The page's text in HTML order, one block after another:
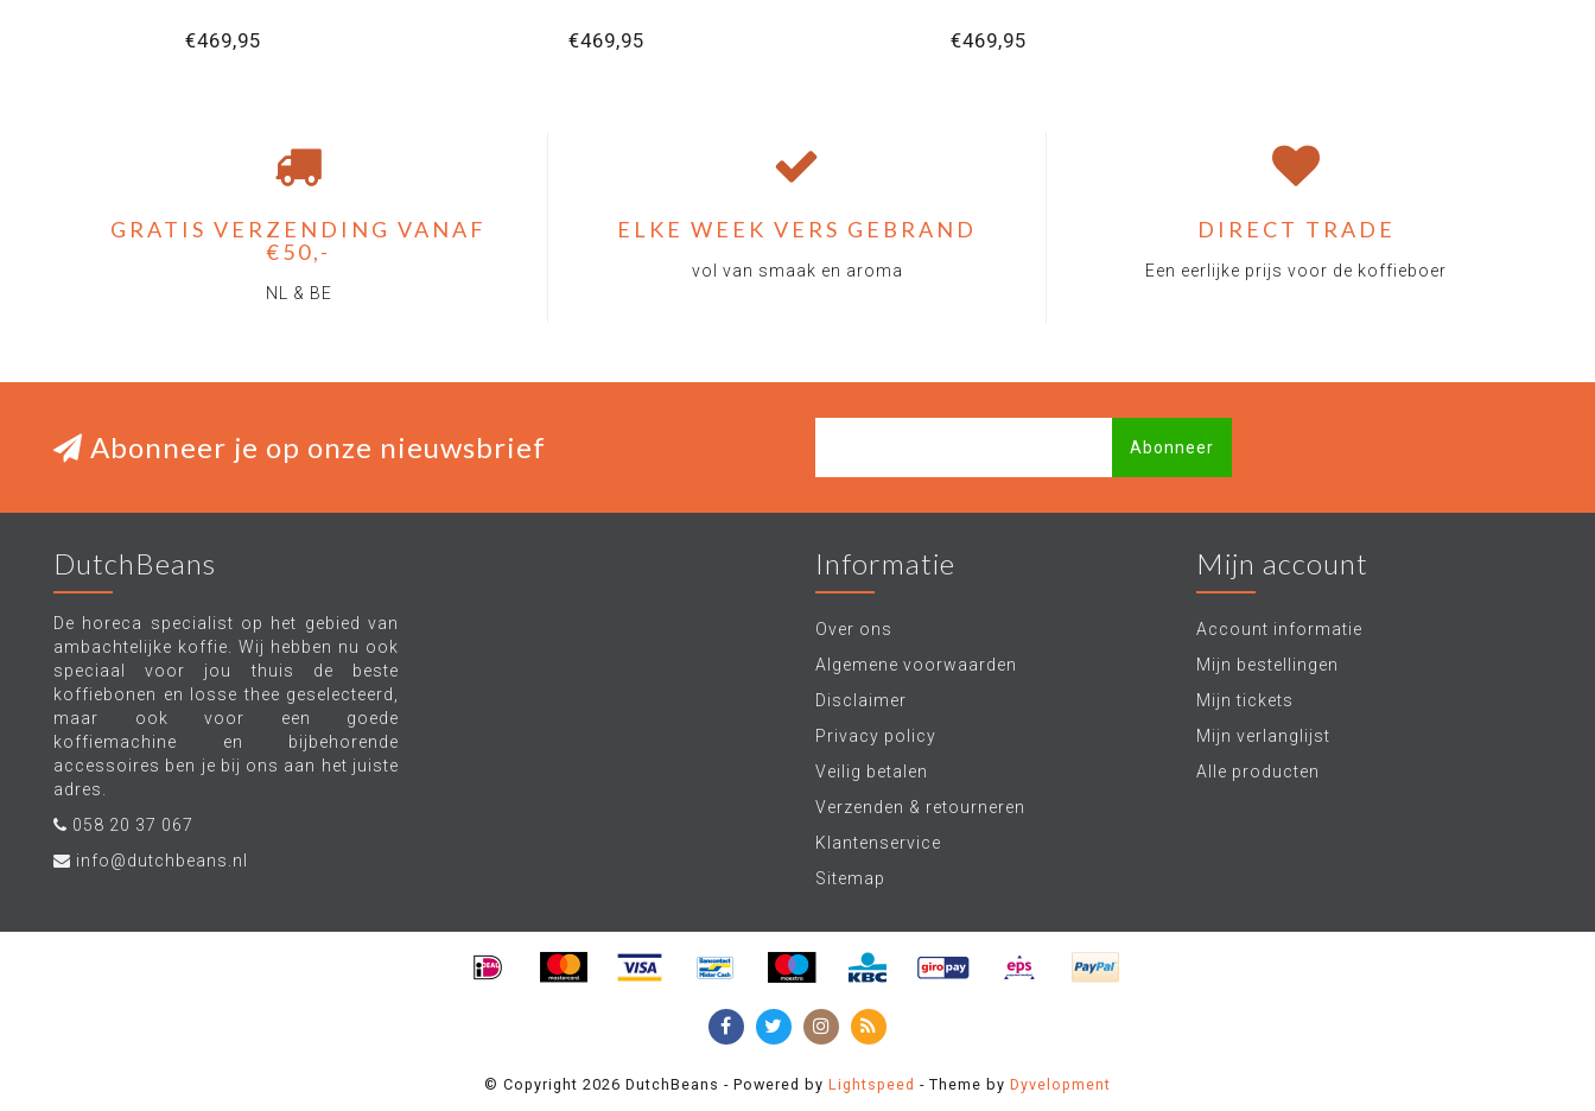
€469,95 €469,95 €469,95
GRATIS VERZENDING VANAF
€50,-
NL & BE
ELKE WEEK VERS GEBRAND
vol van smaak en aroma
DIRECT TRADE
Een eerlijke prijs voor de koffieboer
Abonneer je op onze nieuwsbrief Abonneer
DutchBeans
De horeca specialist op het gebied van
ambachtelijke koffie. Wij hebben nu ook
speciaal voor jou thuis de beste
koffiebonen en losse thee geselecteerd,
maar ook voor een goede
koffiemachine en bijbehorende
accessoires ben je bij ons aan het juiste
adres.
058 20 37 067
info@dutchbeans.nl
Informatie
Over ons
Algemene voorwaarden
Disclaimer
Privacy policy
Veilig betalen
Verzenden & retourneren
Klantenservice
Sitemap
Mijn account
Account informatie
Mijn bestellingen
Mijn tickets
Mijn verlanglijst
Alle producten
© Copyright 2026 DutchBeans - Powered by Lightspeed - Theme by Dyvelopment